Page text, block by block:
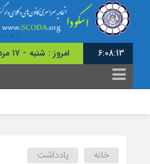
6:08:14 امروز : شنبه - ۱۷ مرداد - ۱۴۰۵
خانه یادداشت